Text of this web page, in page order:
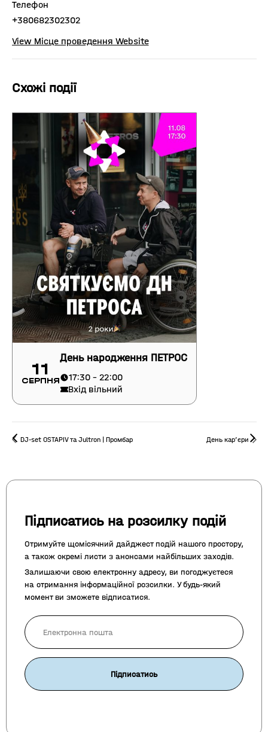
Телефон
+380682302302
View Місце проведення Website
Схожі події
11
Серпня
День народження ПЕТРОС
17:30 - 22:00
Вхід вільний
DJ-set OSTAPIV та Jultron | Промбар День кар’єри
Підписатись на розсилку подій
Отримуйте щомісячний дайджест подій нашого простору,
а також окремі листи з анонсами найбільших заходів.
Залишаючи свою електронну адресу, ви погоджуєтеся
на отримання інформаційної розсилки. У будь-який
момент ви зможете відписатися.